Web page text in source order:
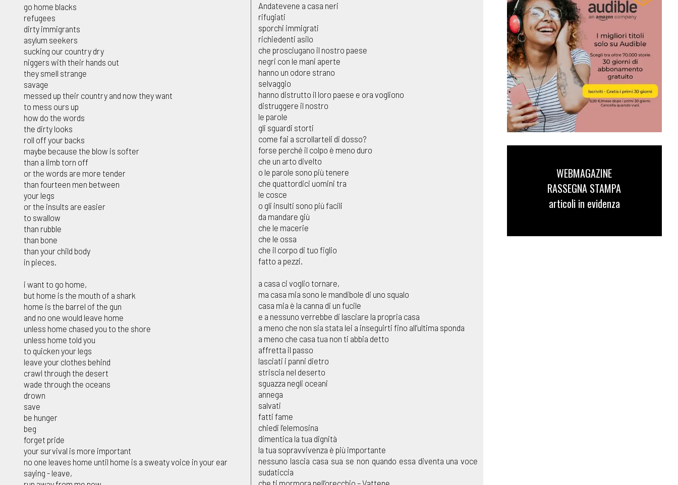
go home blacks
refugees
dirty immigrants
asylum seekers
sucking our country dry
niggers with their hands out
they smell strange
savage
messed up their country and now they want
to mess ours up
how do the words
the dirty looks
roll off your backs
maybe because the blow is softer
than a limb torn off
or the words are more tender
than fourteen men between
your legs
or the insults are easier
to swallow
than rubble
than bone
than your child body
in pieces.
i want to go home,
but home is the mouth of a shark
home is the barrel of the gun
and no one would leave home
unless home chased you to the shore
unless home told you
to quicken your legs
leave your clothes behind
crawl through the desert
wade through the oceans
drown
save
be hunger
beg
forget pride
your survival is more important
no one leaves home until home is a sweaty voice in your ear
saying - leave,
Andatevene a casa neri
rifugiati
sporchi immigrati
richiedenti asilo
che prosciugano il nostro paese
negri con le mani aperte
hanno un odore strano
selvaggio
hanno distrutto il loro paese e ora vogliono
distruggere il nostro
le parole
gli sguardi storti
come fai a scrollarteli di dosso?
forse perché il colpo è meno duro
che un arto divelto
o le parole sono più tenere
che quattordici uomini tra
le cosce
o gli insulti sono più facili
da mandare giù
che le macerie
che le ossa
che il corpo di tuo figlio
fatto a pezzi.
a casa ci voglio tornare,
ma casa mia sono le mandibole di uno squalo
casa mia è la canna di un fucile
e a nessuno verrebbe di lasciare la propria casa
a meno che non sia stata lei a inseguirti fino all’ultima sponda
a meno che casa tua non ti abbia detto
affretta il passo
lasciati i panni dietro
striscia nel deserto
sguazza negli oceani
annega
salvati
fatti fame
chiedi l’elemosina
dimentica la tua dignità
la tua sopravvivenza è più importante
nessuno lascia casa sua se non quando essa diventa una voce
sudaticcia
WEBMAGAZINE
RASSEGNA STAMPA
articoli in evidenza